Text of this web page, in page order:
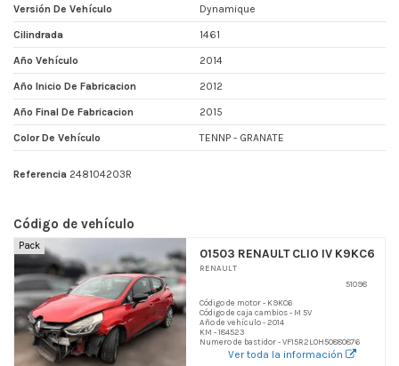
Versión De Vehículo Dynamique
Cilindrada 1461
Año Vehículo 2014
Año Inicio De Fabricacion 2012
Año Final De Fabricacion 2015
Color De Vehículo TENNP - GRANATE
Referencia 248104203R
Código de vehículo
Pack
01503 RENAULT CLIO IV K9KC6
RENAULT
51098
Código de motor - K9KC6
Código de caja cambios - M 5V
Año de vehículo - 2014
KM - 184523
Numero de bastidor - VF15R2L0H50880876
Ver toda la información